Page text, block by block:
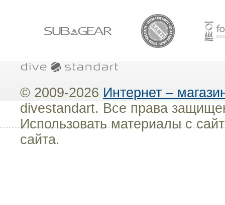
© 2009-2026 Интернет –
divestandart. Все права
Использовать материалы с
сайта.